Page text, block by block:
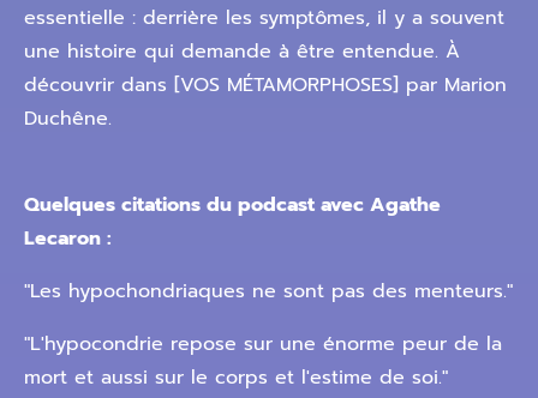
essentielle : derrière les symptômes, il y a souvent
une histoire qui demande à être entendue. À
découvrir dans [VOS MÉTAMORPHOSES] par Marion
Duchêne.
Quelques citations du podcast avec Agathe
Lecaron :
"Les hypochondriaques ne sont pas des menteurs."
"L'hypocondrie repose sur une énorme peur de la
mort et aussi sur le corps et l'estime de soi."